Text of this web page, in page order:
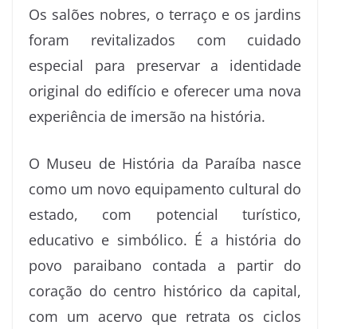
Os salões nobres, o terraço e os jardins
foram revitalizados com cuidado
especial para preservar a identidade
original do edifício e oferecer uma nova
experiência de imersão na história.
O Museu de História da Paraíba nasce
como um novo equipamento cultural do
estado, com potencial turístico,
educativo e simbólico. É a história do
povo paraibano contada a partir do
coração do centro histórico da capital,
com um acervo que retrata os ciclos